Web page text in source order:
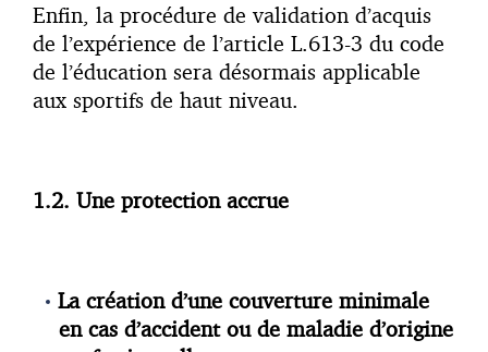
Enfin, la procédure de validation d’acquis
de l’expérience de l’article L.613-3 du code
de l’éducation sera désormais applicable
aux sportifs de haut niveau.
1.2. Une protection accrue
La création d’une couverture minimale
en cas d’accident ou de maladie d’origine